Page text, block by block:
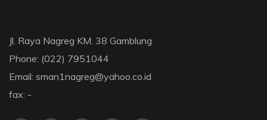
Jl. Raya Nagreg KM. 38 Gamblung
Phone: (022) 7951044
Email: sman1nagreg@yahoo.co.id
fax: -